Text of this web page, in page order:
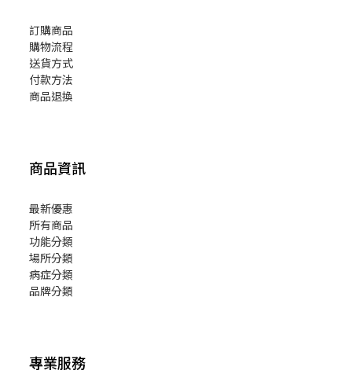
訂購商品
購物流程
送貨方式
付款方法
商品退換
商品資訊
最新優惠
所有商品
功能分類
場所分類
病症分類
品牌分類
專業服務